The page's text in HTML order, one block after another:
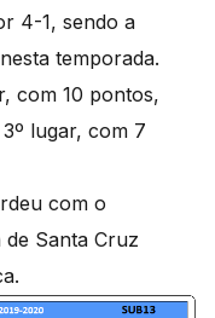
4-1, sendo a
temporada.
com 10 pontos,
lugar, com 7
com o
Santa Cruz